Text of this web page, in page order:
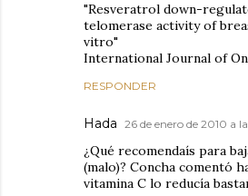
"Resveratrol down-
telomerase activity of
vitro"
International Journal of
RESPONDER
Hada 26 de enero de 2010 a
¿Qué recomendaís para
(malo)? Concha comentó
vitamina C lo reducía